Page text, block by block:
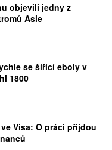
objevili jedny z
Asie
se šířící eboly v
1800
Visa: O práci přijdou